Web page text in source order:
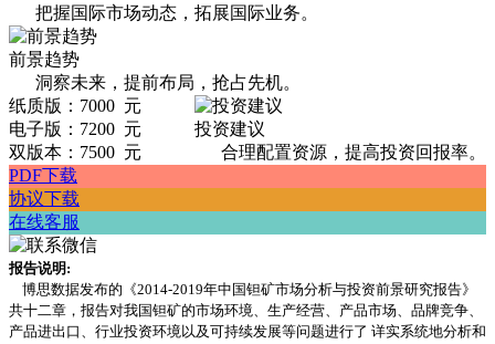
把握国际市场动态，拓展国际业务。
前景趋势
洞察未来，提前布局，抢占先机。
投资建议
合理配置资源，提高投资回报率。
纸质版：7000 元
电子版：7200 元
双版本：7500 元
PDF下载
协议下载
在线客服
报告说明:
博思数据发布的《2014-2019年中国钽矿市场分析与投资前景研究报告》
共十二章，报告对我国钽矿的市场环境、生产经营、产品市场、品牌竞争、
产品进出口、行业投资环境以及可持续发展等问题进行了 详实系统地分析和